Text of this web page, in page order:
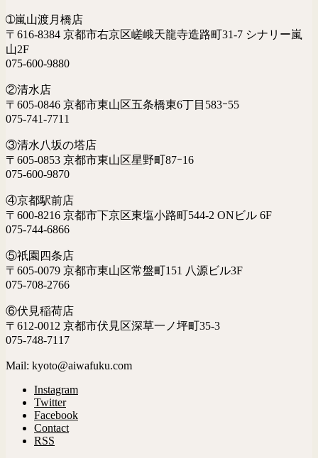
➀嵐山渡月橋店
〒616-8384 京都市右京区嵯峨天龍寺造路町31-7 シナリー嵐
山2F
075-600-9880
②清水店
〒605-0846 京都市東山区五条橋東6丁目583ｰ55
075-741-7711
③清水八坂の塔店
〒605-0853 京都市東山区星野町87ｰ16
075-600-9870
④京都駅前店
〒600-8216 京都市下京区東塩小路町544-2 ONビル 6F
075-744-6866
⑤祇園四条店
〒605-0079 京都市東山区常盤町151 八源ビル3F
075-708-2766
⑥伏見稲荷店
〒612-0012 京都市伏見区深草一ノ坪町35-3
075-748-7117
Mail: kyoto@aiwafuku.com
Instagram
Twitter
Facebook
Contact
RSS